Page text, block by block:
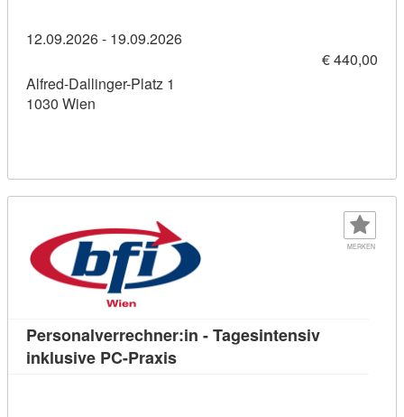
12.09.2026 - 19.09.2026
€ 440,00
Alfred-Dallinger-Platz 1
1030 Wien
MERKEN
Personalverrechner:in - Tagesintensiv
inklusive PC-PraxisKursdetail: